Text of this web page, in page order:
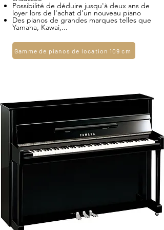
également opter pour l'achat d'un
nouveau piano, remboursable jusqu'à
Possibilité de déduire jusqu'à deux ans de
loyer lors de l'achat d'un nouveau piano
Des pianos de grandes marques telles que
Yamaha, Kawai,...
Gamme de pianos de location 109 cm